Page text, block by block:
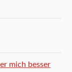
mich besser